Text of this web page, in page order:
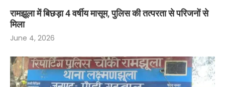
रामझूला में बिछड़ा 4 वर्षीय मासूम, पुलिस की तत्परता से परिजनों से
मिला
June 4, 2026